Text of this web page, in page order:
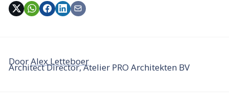
DoorAlex Letteboer
Architect Director, Atelier PRO Architekten BV